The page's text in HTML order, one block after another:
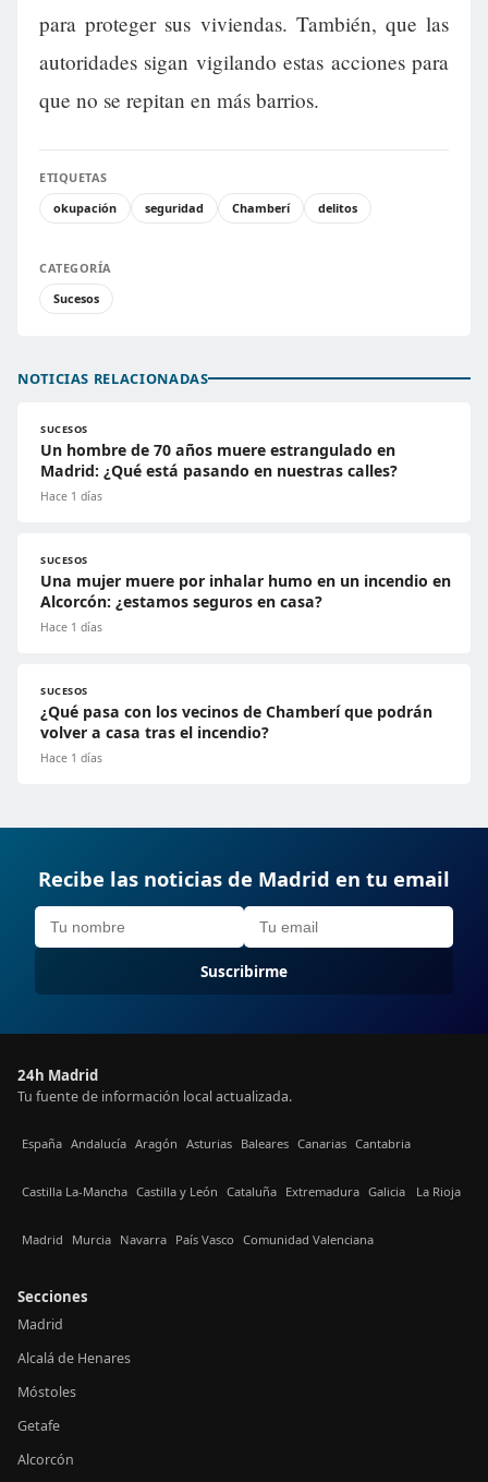
para proteger sus viviendas. También, que las
autoridades sigan vigilando estas acciones para
que no se repitan en más barrios.
ETIQUETAS
okupación
seguridad Chamberí delitos
CATEGORÍA
Sucesos
NOTICIAS RELACIONADAS
SUCESOS
Un hombre de 70 años muere estrangulado en
Madrid: ¿Qué está pasando en nuestras calles?
Hace 1 días
SUCESOS
Una mujer muere por inhalar humo en un incendio en
Alcorcón: ¿estamos seguros en casa?
Hace 1 días
SUCESOS
¿Qué pasa con los vecinos de Chamberí que podrán
volver a casa tras el incendio?
Hace 1 días
Recibe las noticias de Madrid en tu email
Suscribirme
24h Madrid
Tu fuente de información local actualizada.
España Andalucía Aragón Asturias Baleares Canarias Cantabria
Castilla La-Mancha Castilla y León Cataluña Extremadura Galicia La Rioja
Madrid Murcia Navarra País Vasco Comunidad Valenciana
Secciones
Madrid
Alcalá de Henares
Móstoles
Getafe
Alcorcón